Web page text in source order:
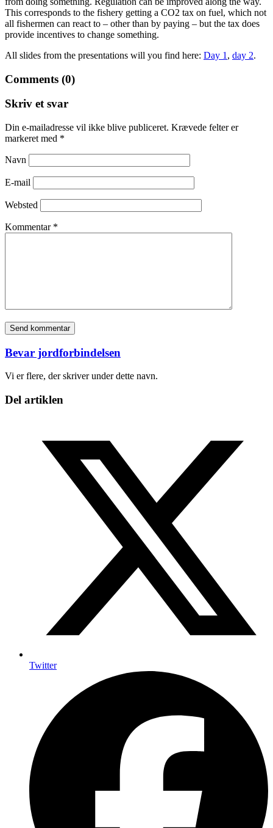
This corresponds to the fishery getting a CO2 tax on fuel, which not
all fishermen can react to – other than by paying – but the tax does
provide incentives to change something.
All slides from the presentations will you find here: Day 1 , day 2.
Comments (0)
Skriv et svar
Din e-mailadresse vil ikke blive publiceret. Krævede felter er
markeret med *
Navn
E-mail
Websted
Kommentar *
Bevar jordforbindelsen
Vi er flere, der skriver under dette navn.
Del artiklen
Twitter